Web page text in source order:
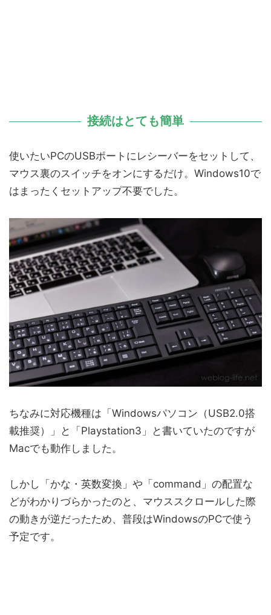
接続はとても簡単
使いたいPCのUSBポートにレシーバーをセットして、
マウス裏のスイッチをオンにするだけ。Windows10で
はまったくセットアップ不要でした。
ちなみに対応機種は「Windowsパソコン（USB2.0搭
載推奨）」と「Playstation3」と書いていたのですが
Macでも動作しました。
しかし「かな・英数変換」や「command」の配置な
どがわかりづらかったのと、マウススクロールした際
の動きが逆だったため、普段はWindowsのPCで使う
予定です。